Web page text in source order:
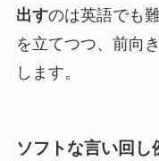
出すのは英語でも
を立てつつ、前向
します。
ソフトな言い回し